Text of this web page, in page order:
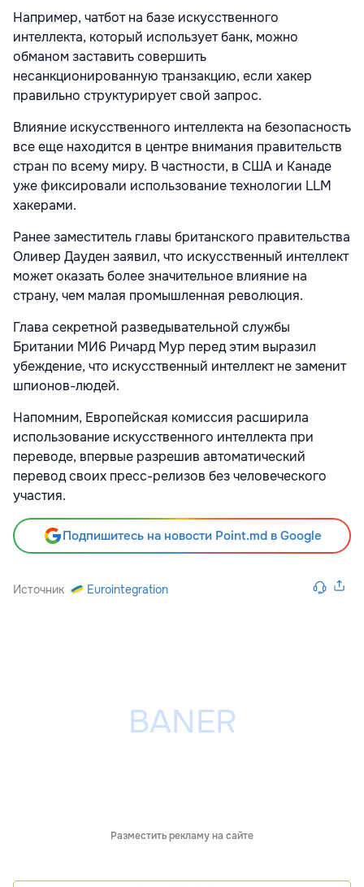
Например, чатбот на базе искусственного
интеллекта, который использует банк, можно
обманом заставить совершить
несанкционированную транзакцию, если хакер
правильно структурирует свой запрос.
Влияние искусственного интеллекта на безопасность
все еще находится в центре внимания правительств
стран по всему миру. В частности, в США и Канаде
уже фиксировали использование технологии LLM
хакерами.
Ранее заместитель главы британского правительства
Оливер Дауден заявил, что искусственный интеллект
может оказать более значительное влияние на
страну, чем малая промышленная революция.
Глава секретной разведывательной службы
Британии МИ6 Ричард Мур перед этим выразил
убеждение, что искусственный интеллект не заменит
шпионов-людей.
Напомним, Европейская комиссия расширила
использование искусственного интеллекта при
переводе, впервые разрешив автоматический
перевод своих пресс-релизов без человеческого
участия.
Подпишитесь на новости Point.md в Google
Источник Eurointegration
Разместить рекламу на сайте